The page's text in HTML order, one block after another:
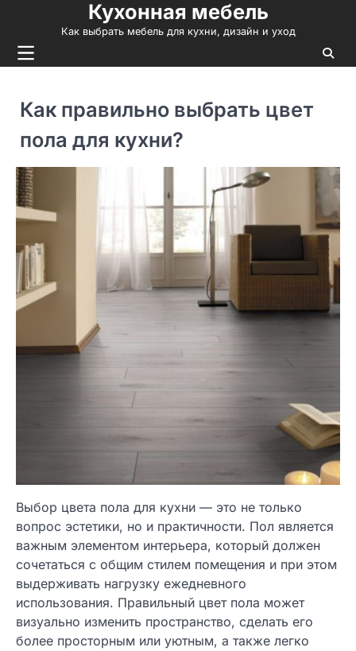
content
Кухонная мебель
Как выбрать мебель для кухни, дизайн и уход
Как правильно выбрать цвет
пола для кухни?
Выбор цвета пола для кухни — это не только
вопрос эстетики, но и практичности. Пол является
важным элементом интерьера, который должен
сочетаться с общим стилем помещения и при этом
выдерживать нагрузку ежедневного
использования. Правильный цвет пола может
визуально изменить пространство, сделать его
более просторным или уютным, а также легко